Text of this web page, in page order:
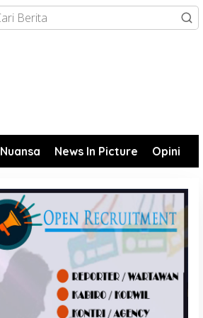
Nuansa News In Picture Opini